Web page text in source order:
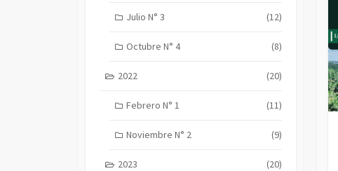
Julio N° 3 (12)
Octubre N° 4 (8)
2022 (20)
Febrero N° 1 (11)
Noviembre N° 2 (9)
2023 (20)